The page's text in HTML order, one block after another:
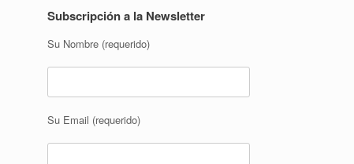
Subscripción a la Newsletter
Su Nombre (requerido)
Su Email (requerido)